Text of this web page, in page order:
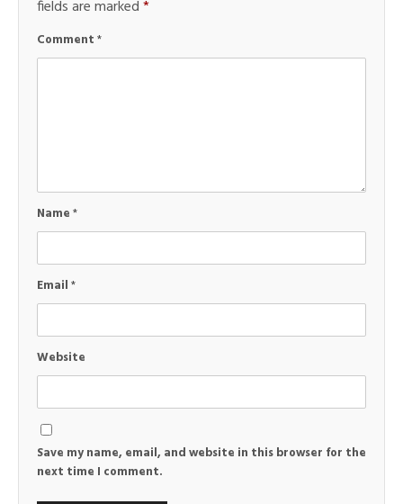
fields are marked*
Comment*
Name*
Email*
Website
Save my name, email, and website in this browser for the
next time I comment.